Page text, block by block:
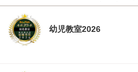
幼児教室2026